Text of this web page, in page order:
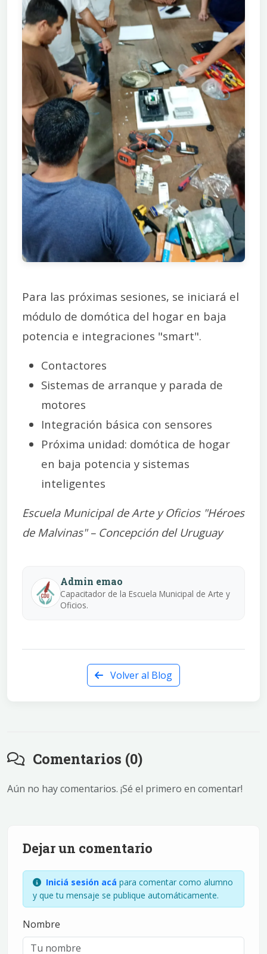
Para las próximas sesiones, se iniciará el
módulo de domótica del hogar en baja
potencia e integraciones "smart".
Contactores
Sistemas de arranque y parada de
motores
Integración básica con sensores
Próxima unidad: domótica de hogar
en baja potencia y sistemas
inteligentes
Escuela Municipal de Arte y Oficios "Héroes
de Malvinas" – Concepción del Uruguay
Admin emao
Capacitador de la Escuela Municipal de Arte y
Oficios.
Volver al Blog
Comentarios (0)
Aún no hay comentarios. ¡Sé el primero en comentar!
Dejar un comentario
Iniciá sesión acá para comentar como alumno
y que tu mensaje se publique automáticamente.
Nombre